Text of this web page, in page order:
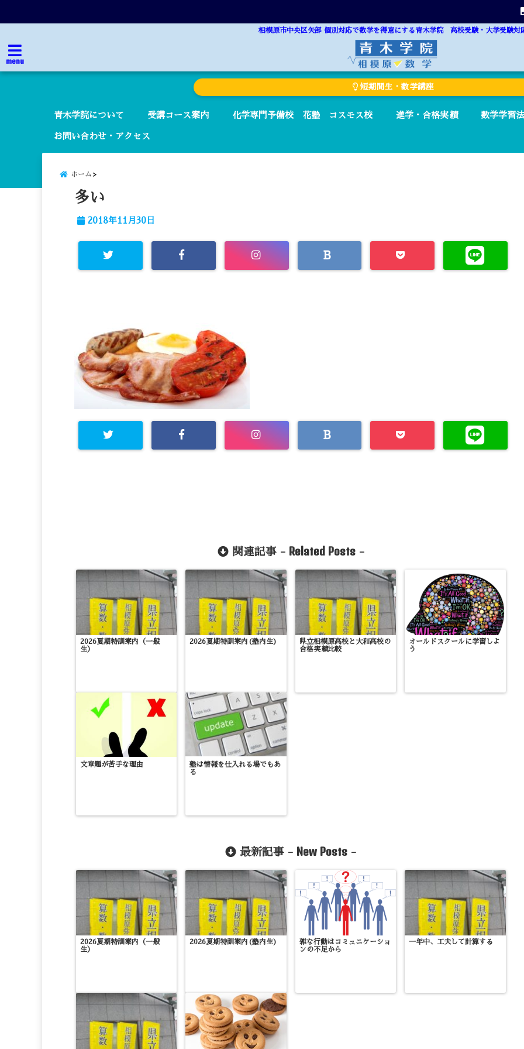
相模原市中央区矢部 個別対応で数学を得意にする青木学院 高校受験・大学受験対
menu
短期間生・数学講座
青木学院について 受講コース案内 化学専門予備校 花塾 コスモス校 進学・合格実績 数学学習
お問い合わせ・アクセス
ホーム
多い
2018年11月30日
関連記事 - Related Posts-
2026夏期特訓案内（一般
生）
2026夏期特訓案内(塾内生)
県立相模原高校と大和高校の
合格実績比較
オールドスクールに学習しよ
う
文章題が苦手な理由
塾は情報を仕入れる場でもあ
る
最新記事 - New Posts -
2026夏期特訓案内（一般
生）
2026夏期特訓案内(塾内生)
雑な行動はコミュニケーショ
ンの不足から
一年中、工夫して計算する